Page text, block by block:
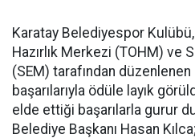
Karatay Belediyespor
Hazırlık Merkezi (TOHM) ve
(SEM) tarafından
başarılarıyla ödüle layık
elde ettiği başarılarla gurur
Belediye Başkanı Hasan